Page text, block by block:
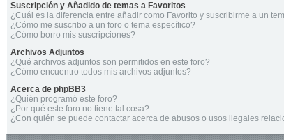
Suscripción y Añadido de temas a Favoritos
¿Cuál es la diferencia entre añadir como Favorito y suscribirme a un
¿Cómo me suscribo a un foro o tema específico?
¿Cómo borro mis suscripciones?
Archivos Adjuntos
¿Qué archivos adjuntos son permitidos en este foro?
¿Cómo encuentro todos mis archivos adjuntos?
Acerca de phpBB3
¿Quién programó este foro?
¿Por qué este foro no tiene tal cosa?
¿Con quién se puede contactar acerca de abusos o usos ilegales